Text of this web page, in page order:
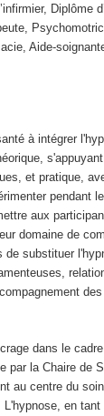
Diplôme
Aide-
à intégrer
et pratique,
pendant
aux
domaine de
substituer
dans le
par la Chaire de
au centre du
en